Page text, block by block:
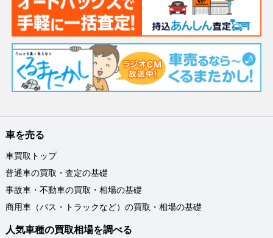
車を売る
車買取トップ
普通車の買取・査定の基礎
事故車・不動車の買取・相場の基礎
商用車（バス・トラックなど）の買取・相場の基礎
人気車種の買取相場を調べる